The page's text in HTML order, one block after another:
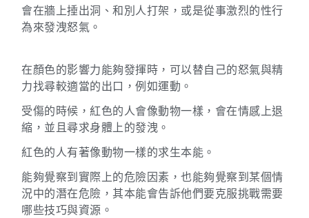
會在牆上捶出洞、和別人打架，或是從事激烈的性行
為來發洩怒氣。
在顏色的影響力能夠發揮時，可以替自己的怒氣與精
力找尋較適當的出口，例如運動。
受傷的時候，紅色的人會像動物一樣，會在情感上退
縮，並且尋求身體上的發洩。
紅色的人有著像動物一樣的求生本能。
能夠覺察到實際上的危險因素，也能夠覺察到某個情
況中的潛在危險，其本能會告訴他們要克服挑戰需要
哪些技巧與資源。